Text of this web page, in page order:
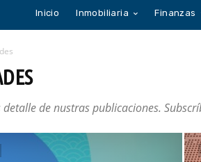
Inicio Inmobiliaria Finanzas
de nustras publicaciones.